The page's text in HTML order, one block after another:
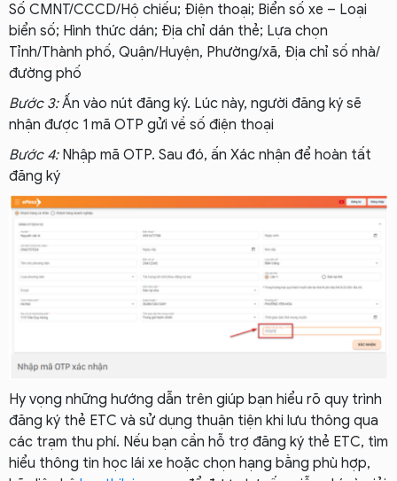
Số CMNT/CCCD/Hộ chiếu; Điện thoại; Biển số xe – Loại
biển số; Hình thức dán; Địa chỉ dán thẻ; Lựa chọn
Tỉnh/Thành phố, Quận/Huyện, Phường/xã, Địa chỉ số nhà/
đường phố
Bước 3:Ấn vào nút đăng ký. Lúc này, người đăng ký sẽ
nhận được 1 mã OTP gửi về số điện thoại
Bước 4:Nhập mã OTP. Sau đó, ấn Xác nhận để hoàn tất
đăng ký
Hy vọng những hướng dẫn trên giúp bạn hiểu rõ quy trình
đăng ký thẻ ETC và sử dụng thuận tiện khi lưu thông qua
các trạm thu phí. Nếu bạn cần hỗ trợ đăng ký thẻ ETC, tìm
hiểu thông tin học lái xe hoặc chọn hạng bằng phù hợp,